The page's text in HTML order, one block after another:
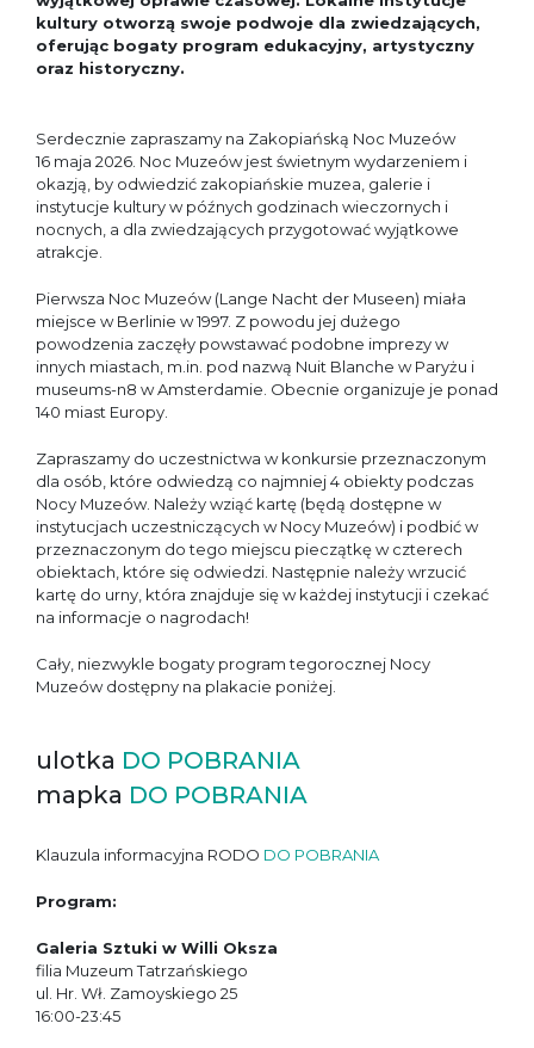
kultury otworzą swoje podwoje dla zwiedzających,
oferując bogaty program edukacyjny, artystyczny
oraz historyczny.
Serdecznie zapraszamy na Zakopiańską Noc Muzeów
16 maja 2026. Noc Muzeów jest świetnym wydarzeniem i
okazją, by odwiedzić zakopiańskie muzea, galerie i
instytucje kultury w późnych godzinach wieczornych i
nocnych, a dla zwiedzających przygotować wyjątkowe
atrakcje.
Pierwsza Noc Muzeów (Lange Nacht der Museen) miała
miejsce w Berlinie w 1997. Z powodu jej dużego
powodzenia zaczęły powstawać podobne imprezy w
innych miastach, m.in. pod nazwą Nuit Blanche w Paryżu i
museums-n8 w Amsterdamie. Obecnie organizuje je ponad
140 miast Europy.
Zapraszamy do uczestnictwa w konkursie przeznaczonym
dla osób, które odwiedzą co najmniej 4 obiekty podczas
Nocy Muzeów. Należy wziąć kartę (będą dostępne w
instytucjach uczestniczących w Nocy Muzeów) i podbić w
przeznaczonym do tego miejscu pieczątkę w czterech
obiektach, które się odwiedzi. Następnie należy wrzucić
kartę do urny, która znajduje się w każdej instytucji i czekać
na informacje o nagrodach!
Cały, niezwykle bogaty program tegorocznej Nocy
Muzeów dostępny na plakacie poniżej.
ulotka DO POBRANIA
mapka DO POBRANIA
Klauzula informacyjna RODO DO POBRANIA
Program:
Galeria Sztuki w Willi Oksza
filia Muzeum Tatrzańskiego
ul. Hr. Wł. Zamoyskiego 25
16:00-23:45